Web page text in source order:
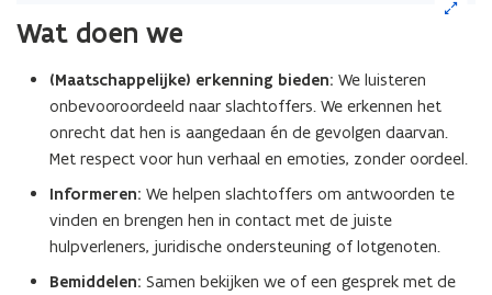
de
voor
vergrote
weergave)
Wat doen we
(Maatschappelijke) erkenning bieden: We luisteren
onbevooroordeeld naar slachtoffers. We erkennen het
onrecht dat hen is aangedaan én de gevolgen daarvan.
Met respect voor hun verhaal en emoties, zonder oordeel.
Informeren: We helpen slachtoffers om antwoorden te
vinden en brengen hen in contact met de juiste
hulpverleners, juridische ondersteuning of lotgenoten.
Bemiddelen: Samen bekijken we of een gesprek met de